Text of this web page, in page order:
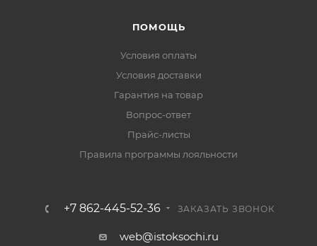
ПОМОЩЬ
Условия оплаты
Условия доставки
Гарантия на товар
Вопрос-ответ
Прайс-листы
Правила программы лояльности
+7 862-445-52-36 ЗАКАЗАТЬ ЗВОНОК
web@istoksochi.ru